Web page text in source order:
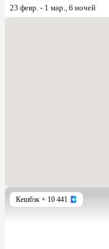
23 февр. - 1 мар., 6 ночей
Кешбэк + 10 441